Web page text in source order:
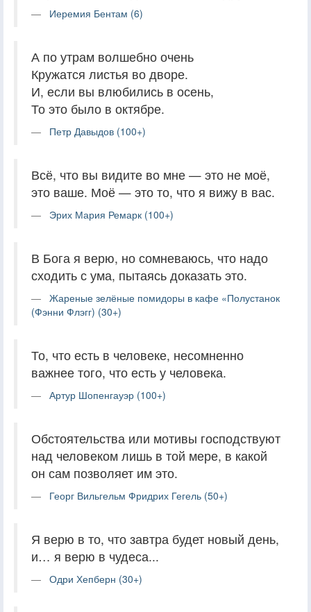
Иеремия Бентам (6)
А по утрам волшебно очень
Кружатся листья во дворе.
И, если вы влюбились в осень,
То это было в октябре.
Петр Давыдов (100+)
Всё, что вы видите во мне — это не моё,
это ваше. Моё — это то, что я вижу в вас.
Эрих Мария Ремарк (100+)
В Бога я верю, но сомневаюсь, что надо
сходить с ума, пытаясь доказать это.
Жареные зелёные помидоры в кафе «Полустанок
(Фэнни Флэгг) (30+)
То, что есть в человеке, несомненно
важнее того, что есть у человека.
Артур Шопенгауэр (100+)
Обстоятельства или мотивы господствуют
над человеком лишь в той мере, в какой
он сам позволяет им это.
Георг Вильгельм Фридрих Гегель (50+)
Я верю в то, что завтра будет новый день,
и… я верю в чудеса...
Одри Хепберн (30+)